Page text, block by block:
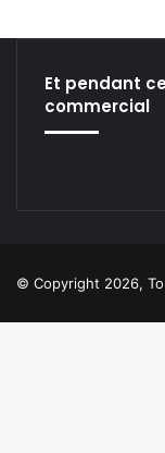
Et pendant
commercial
© Copyright 2026,